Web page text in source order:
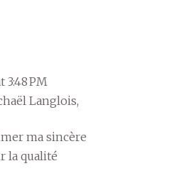
3:48 PM
Langlois,
ma sincère
la qualité